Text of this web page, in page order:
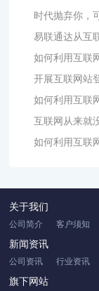
时代抛弃你，
易联通达从互
如何利用互联
开展互联网站
如何利用互联
互联网从来就
如何利用互联
关于我们
公司简介 客户须知
新闻资讯
公司资讯 行业资讯
旗下网站